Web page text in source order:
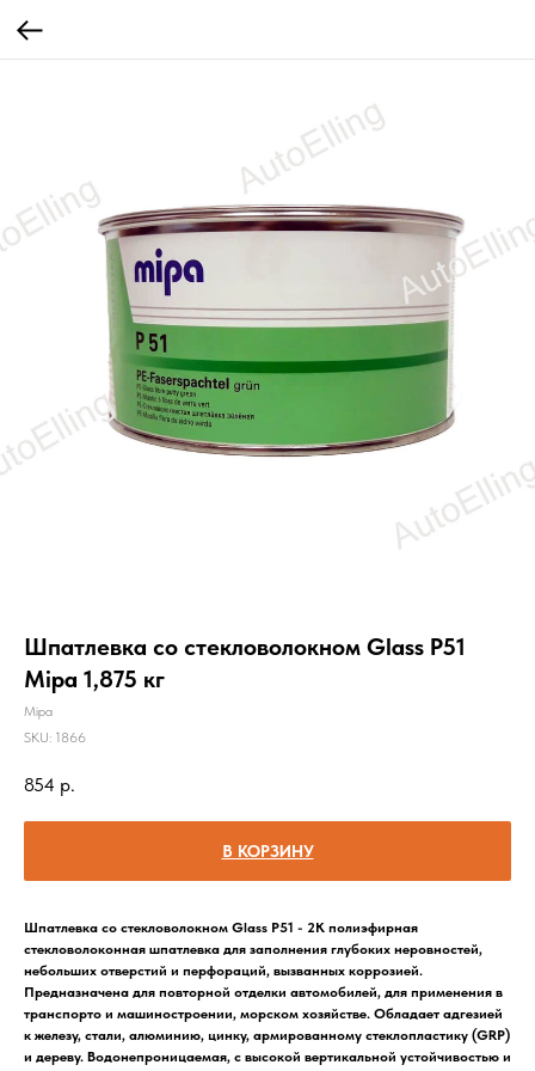
Шпатлевка со стекловолокном Glass Р51
Mipa 1,875 кг
Mipa
SKU: 1866
854 р.
В КОРЗИНУ
Шпатлевка со стекловолокном Glass Р51 - 2K полиэфирная
стекловолоконная шпатлевка для заполнения глубоких неровностей,
небольших отверстий и перфораций, вызванных коррозией.
Предназначена для повторной отделки автомобилей, для применения в
транспорто и машиностроении, морском хозяйстве. Обладает адгезией
к железу, стали, алюминию, цинку, армированному стеклопластику (GRP)
и дереву. Водонепроницаемая, с высокой вертикальной устойчивостью и